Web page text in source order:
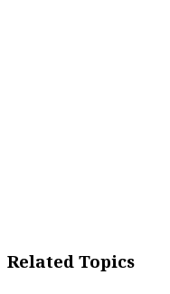
Related Topics